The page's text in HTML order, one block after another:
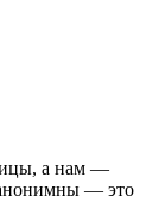
а нам —
анонимны — это